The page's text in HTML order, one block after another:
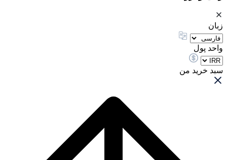
زبان
واحد پول
سبد خرید من